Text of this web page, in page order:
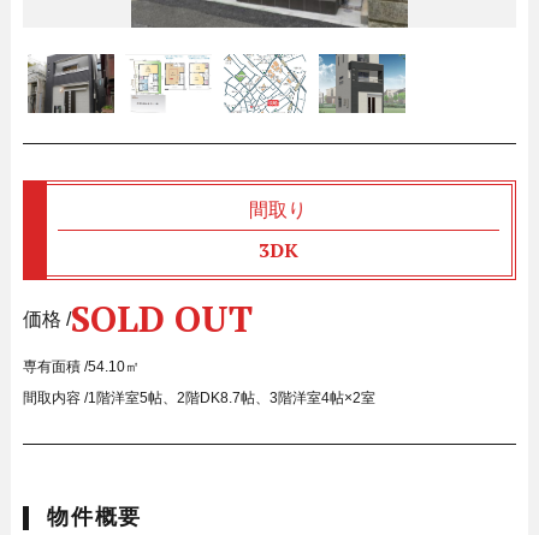
間取り
3DK
価格 /SOLD OUT
専有面積 /54.10㎡
間取内容 /1階洋室5帖、2階DK8.7帖、3階洋室4帖×2室
物件概要